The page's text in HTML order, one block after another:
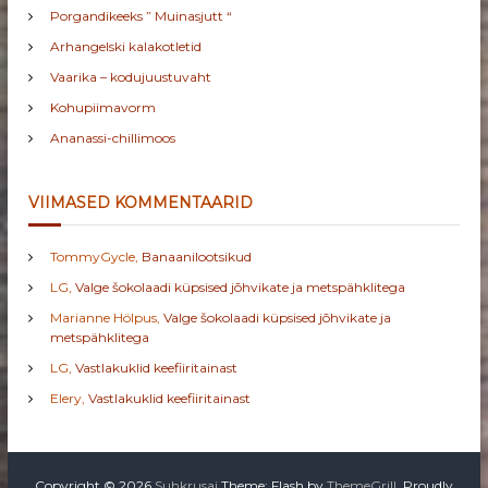
Porgandikeeks ” Muinasjutt “
Arhangelski kalakotletid
Vaarika – kodujuustuvaht
Kohupiimavorm
Ananassi-chillimoos
VIIMASED KOMMENTAARID
TommyGycle, Banaanilootsikud
LG,Valge šokolaadi küpsised jõhvikate ja metspähklitega
Marianne Hölpus,Valge šokolaadi küpsised jõhvikate ja
metspähklitega
LG,Vastlakuklid keefiiritainast
Elery,Vastlakuklid keefiiritainast